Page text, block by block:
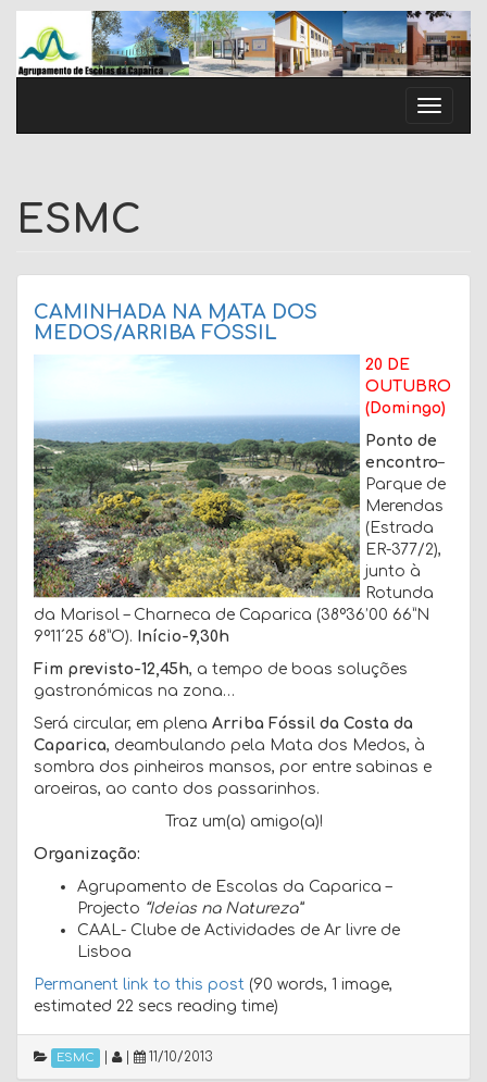
Skip
content
Toggle
ESMC
CAMINHADA NA MATA DOS
MEDOS/ARRIBA FÓSSIL
20 DE
OUTUBRO
(Domingo)
Ponto de
encontro–
Parque de
Merendas
(Estrada
ER-377/2),
junto à
Rotunda
da Marisol – Charneca de Caparica (38º36’00 66”N
9º11´25 68”O).
Início-9,30h
Fim previsto-12,45h, a tempo de boas soluções
gastronómicas na zona…
Será circular, em plena Arriba Fóssil da Costa da
Caparica, deambulando pela Mata dos Medos, à
sombra dos pinheiros mansos, por entre sabinas e
aroeiras, ao canto dos passarinhos.
Traz um(a) amigo(a)!
Organização:
Agrupamento de Escolas da Caparica –
Projecto “Ideias na Natureza”
CAAL- Clube de Actividades de Ar livre de
Lisboa
Permanent link to this post (90 words, 1 image,
estimated 22 secs reading time)
ESMC 11/10/2013